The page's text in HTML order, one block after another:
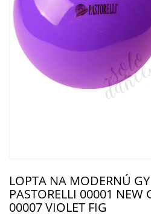
LOPTA NA MODERNÚ
PASTORELLI 00001 NEW
00007 VIOLET FIG